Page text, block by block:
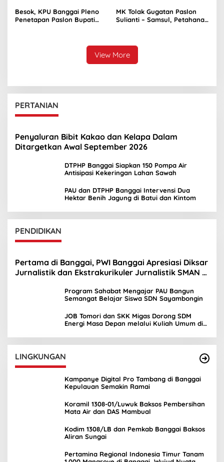
Besok, KPU Banggai Pleno
Penetapan Paslon Bupati
MK Tolak Gugatan Paslon
Sulianti – Samsul, Petahana
View More
PERTANIAN
Penyaluran Bibit Kakao dan Kelapa Dalam
Ditargetkan Awal September 2026
DTPHP Banggai Siapkan 150 Pompa Air
Antisipasi Kekeringan Lahan Sawah
PAU dan DTPHP Banggai Intervensi Dua
Hektar Benih Jagung di Batui dan Kintom
PENDIDIKAN
Pertama di Banggai, PWI Banggai Apresiasi Diksar
Jurnalistik dan Ekstrakurikuler Jurnalistik SMAN 1
Program Sahabat Mengajar PAU Bangun
Semangat Belajar Siswa SDN Sayambongin
JOB Tomori dan SKK Migas Dorong SDM
Energi Masa Depan melalui Kuliah Umum di
LINGKUNGAN
Kampanye Digital Pro Tambang di Banggai
Kepulauan Semakin Ramai
Koramil 1308-01/Luwuk Baksos Pembersihan
Mata Air dan DAS Mambual
Kodim 1308/LB dan Pemkab Banggai Baksos
Aliran Sungai
Pertamina Regional Indonesia Timur Tanam